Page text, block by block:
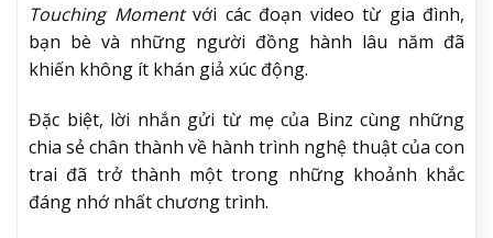
Touching Momentvới các đoạn video từ gia đình,
bạn bè và những người đồng hành lâu năm đã
khiến không ít khán giả xúc động.
Đặc biệt, lời nhắn gửi từ mẹ của Binz cùng những
chia sẻ chân thành về hành trình nghệ thuật của con
trai đã trở thành một trong những khoảnh khắc
đáng nhớ nhất chương trình.